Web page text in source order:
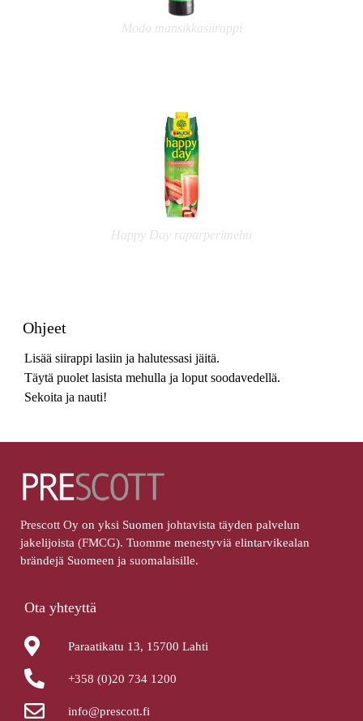
Modo mansikkasiirappi
Happy Day raparperimehu
Ohjeet
Lisää siirappi lasiin ja halutessasi jäitä.
Täytä puolet lasista mehulla ja loput soodavedellä.
Sekoita ja nauti!
Prescott Oy on yksi Suomen johtavista täyden palvelun
jakelijoista (FMCG). Tuomme menestyviä elintarvikealan
brändejä Suomeen ja suomalaisille.
Ota yhteyttä
Paraatikatu 13, 15700 Lahti
+358 (0)20 734 1200
info@prescott.fi